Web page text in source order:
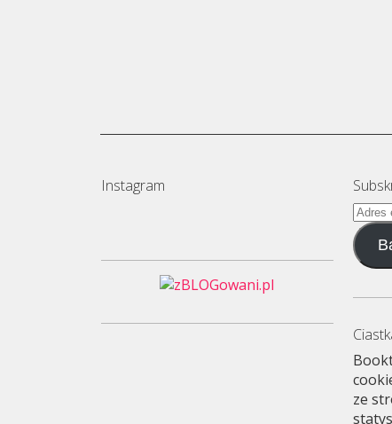
Instagram
Adres
e-
mail
ze